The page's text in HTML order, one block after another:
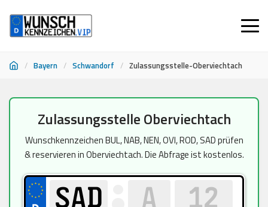
/ Bayern / Schwandorf / Zulassungsstelle-Oberviechtach
springen
Zulassungsstelle Oberviechtach
Wunschkennzeichen BUL, NAB, NEN, OVI, ROD, SAD prüfen
& reservieren in Oberviechtach. Die Abfrage ist kostenlos.